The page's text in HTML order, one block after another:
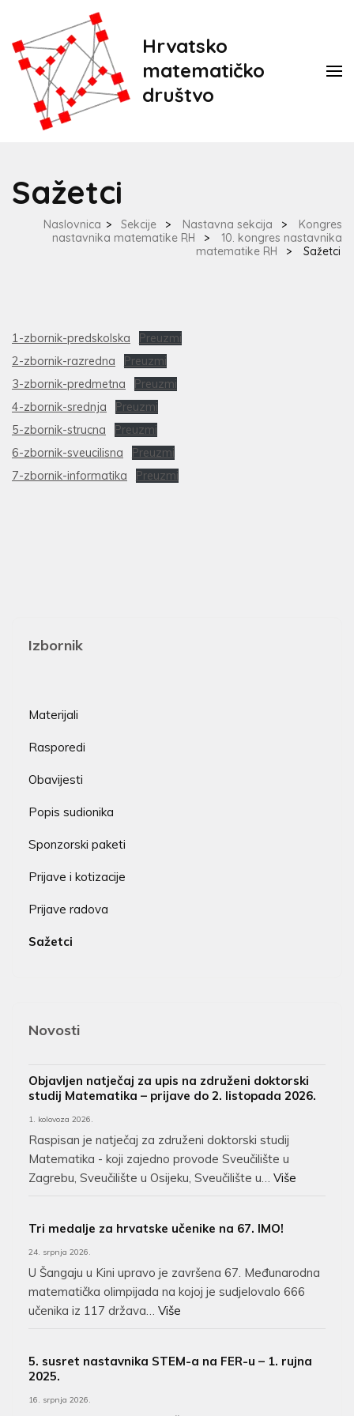
Hrvatsko
matematičko
društvo
Sažetci
Naslovnica > Sekcije > Nastavna sekcija >
Kongres
nastavnika matematike RH
>
10. kongres nastavnika
matematike RH
> Sažetci
1-zbornik-predskolska
Preuzmi
2-zbornik-razredna
Preuzmi
3-zbornik-predmetna
Preuzmi
4-zbornik-srednja
Preuzmi
5-zbornik-strucna
Preuzmi
6-zbornik-sveucilisna
Preuzmi
7-zbornik-informatika
Preuzmi
Izbornik
Materijali
Rasporedi
Obavijesti
Popis sudionika
Sponzorski paketi
Prijave i kotizacije
Prijave radova
Sažetci
Novosti
Objavljen natječaj za upis na združeni doktorski
studij Matematika – prijave do 2. listopada 2026.
1. kolovoza 2026.
Raspisan je natječaj za združeni doktorski studij
Matematika - koji zajedno provode Sveučilište u
Zagrebu, Sveučilište u Osijeku, Sveučilište u… Više
Tri medalje za hrvatske učenike na 67. IMO!
24. srpnja 2026.
U Šangaju u Kini upravo je završena 67. Međunarodna
matematička olimpijada na kojoj je sudjelovalo 666
učenika iz 117 država… Više
5. susret nastavnika STEM-a na FER-u – 1. rujna
2025.
16. srpnja 2026.